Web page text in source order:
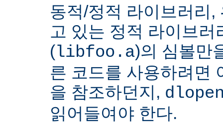
동적/정적 라이브러리,
고 있는 정적 라이브러
(libfoo.a)의 심볼만
른 코드를 사용하려면
을 참조하던지,
읽어들여야 한다.